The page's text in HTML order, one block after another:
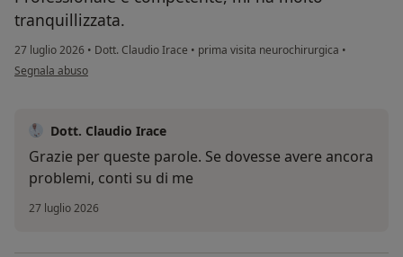
tranquillizzata.
27 luglio 2026 • Dott. Claudio Irace • prima visita neurochirurgica •
secondo l'opinione dell'utente Dorella
Segnala abuso
Dott. Claudio Irace
Grazie per queste parole. Se dovesse avere ancora
problemi, conti su di me
27 luglio 2026